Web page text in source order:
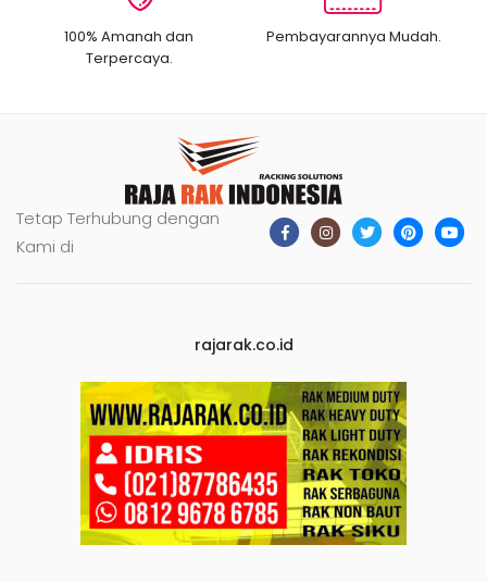
100% Amanah dan
Terpercaya.
Pembayarannya Mudah.
Tetap Terhubung dengan
Kami di
rajarak.co.id